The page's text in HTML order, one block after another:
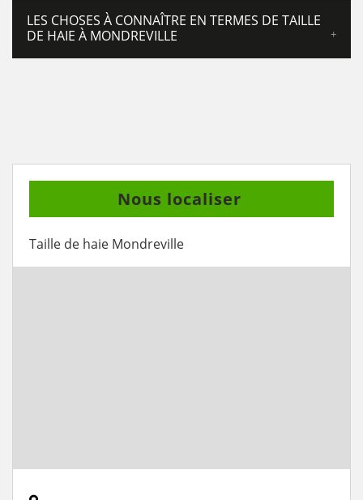
LES CHOSES À CONNAÎTRE EN TERMES DE TAILLE
DE HAIE À MONDREVILLE
Nous localiser
Taille de haie Mondreville